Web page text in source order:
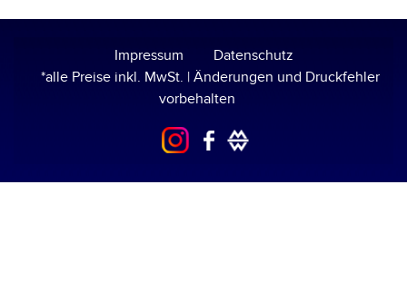
Impressum
Datenschutz
*alle Preise inkl. MwSt. | Änderungen und Druckfehler
vorbehalten